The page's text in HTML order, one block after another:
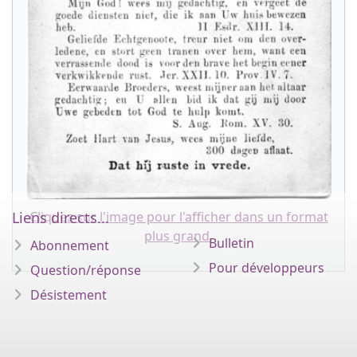
Cliquez sur l'image pour l'afficher dans un format
plus grand.
Liens directs...
Abonnement
Question/réponse
Désistement
Bulletin
Pour développeurs